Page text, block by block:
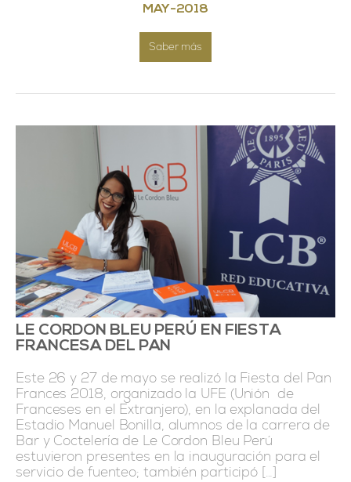
MAY-2018
Saber más
LE CORDON BLEU PERÚ EN FIESTA
FRANCESA DEL PAN
Este 26 y 27 de mayo se realizó la Fiesta del Pan
Frances 2018, organizado la UFE (Unión de
Franceses en el Extranjero), en la explanada del
Estadio Manuel Bonilla, alumnos de la carrera de
Bar y Coctelería de Le Cordon Bleu Perú
estuvieron presentes en la inauguración para el
servicio de fuenteo; también participó […]